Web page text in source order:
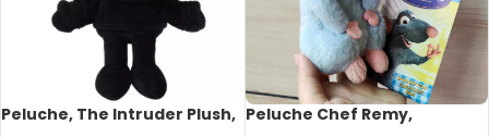
Peluche, The Intruder Plush, Peluche Chef Remy,